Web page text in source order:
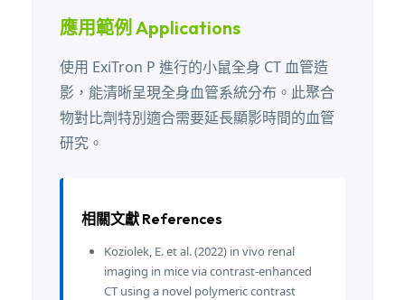
應用範例 Applications
使用 ExiTron P 進行的小鼠全身 CT 血管造
影，能清晰呈現全身血管系統分布。此聚合
物對比劑特別適合需要延長顯影時間的血管
研究。
相關文獻 References
Koziolek, E. et al. (2022) in vivo renal
imaging in mice via contrast-enhanced
CT using a novel polymeric contrast